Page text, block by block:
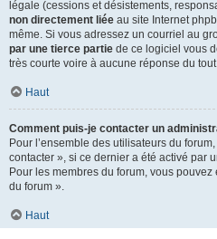
légale (cessions et désistements,
non directement liée au site Internet
même. Si vous adressez un courriel au
par une tierce partie de ce logiciel vous
très courte voire à aucune réponse du
Haut
Comment puis-je contacter un
Pour l’ensemble des utilisateurs du
contacter », si ce dernier a été activé par
Pour les membres du forum, vous
du forum ».
Haut